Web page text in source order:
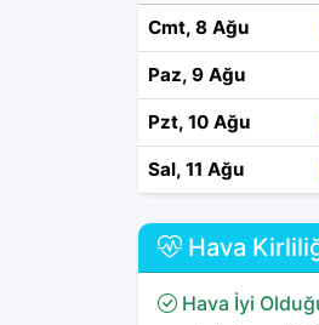
Cmt, 8 Ağu
Paz, 9 Ağu
Pzt, 10 Ağu
Sal, 11 Ağu
Hava
Hava İyi